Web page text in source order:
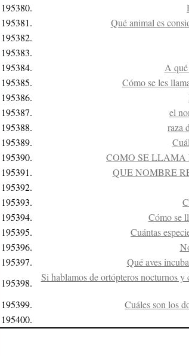
195380.
195381.
Qué animal es
195382.
195383.
195384.
A
195385.
Cómo se les
195386.
195387.
el
195388.
raza
195389.
195390.
COMO SE LLAMA
195391.
QUE NOMBRE
195392.
195393.
195394.
Cómo se
195395.
Cuántas
195396.
195397.
Qué aves
195398.
Si hablamos de ortópteros nocturnos
195399.
Cuáles son los
195400.